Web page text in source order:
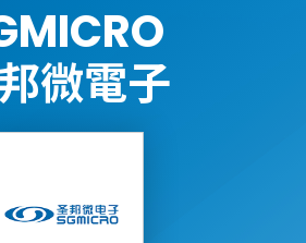
微電子